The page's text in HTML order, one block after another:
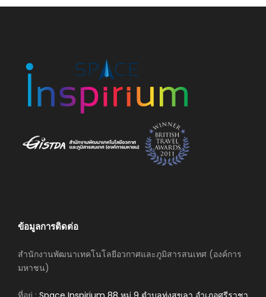
ข้อมูลการติดต่อ
สำนักงานพัฒนาเทคโนโลยีอวกาศและภูมิสารสนเทศ (องค์การ
มหาชน)